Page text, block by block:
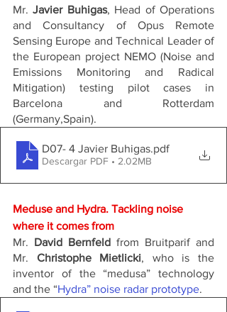
Mr. Javier Buhigas, Head of Operations
and Consultancy of Opus Remote
Sensing Europe and Technical Leader of
the European project NEMO (Noise and
Emissions Monitoring and Radical
Mitigation) testing pilot cases in
Barcelona and Rotterdam
(Germany,Spain).
D07- 4 Javier Buhigas.pdf
Descargar PDF • 2.02MB
Meduse and Hydra. Tackling noise
where it comes from
Mr. David Bernfeld from Bruitparif and
Mr. Christophe Mietlicki, who is the
inventor of the “medusa” technology
and the “Hydra” noise radar prototype.